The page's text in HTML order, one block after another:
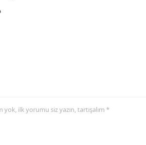
ilk yorumu siz yazın, tartışalım *